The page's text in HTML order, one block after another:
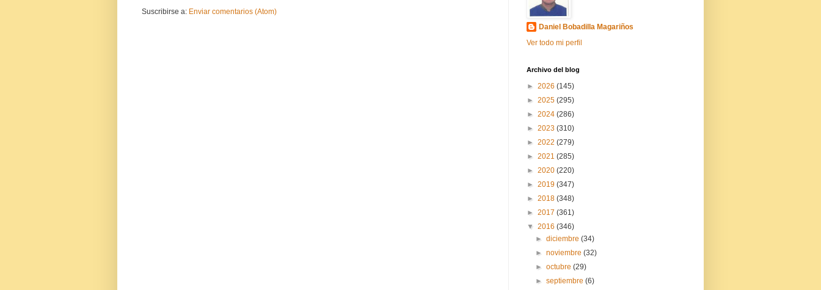
Suscribirse a: Enviar comentarios (Atom)
Daniel Bobadilla Magariños
Ver todo mi perfil
Archivo del blog
► 2026 (145)
► 2025 (295)
► 2024 (286)
► 2023 (310)
► 2022 (279)
► 2021 (285)
► 2020 (220)
► 2019 (347)
► 2018 (348)
► 2017 (361)
▼ 2016 (346)
►diciembre(34)
►noviembre(32)
►octubre(29)
►septiembre(6)